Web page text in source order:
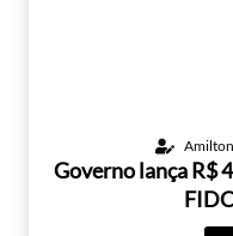
Governo lança R$